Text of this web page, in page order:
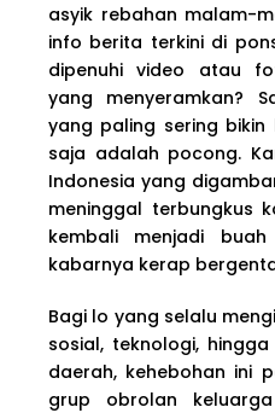
asyik rebahan malam-
info berita terkini di
dipenuhi video atau
yang menyeramkan?
yang paling sering
saja adalah pocong.
Indonesia yang
meninggal terbungkus
kembali menjadi
kabarnya kerap
Bagi lo yang selalu
sosial, teknologi,
daerah, kehebohan ini
grup obrolan